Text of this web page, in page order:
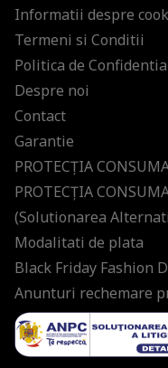
Informatii despre
Termeni si Conditii
Politica de
Despre noi
Contact
Garantie
PROTECŢIA
PROTECŢIA
(Solutionarea
Modalitati de plata
Black Friday Fashion
Anunturi rechemare